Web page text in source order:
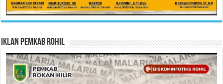
Iklan Pemkab Rohil